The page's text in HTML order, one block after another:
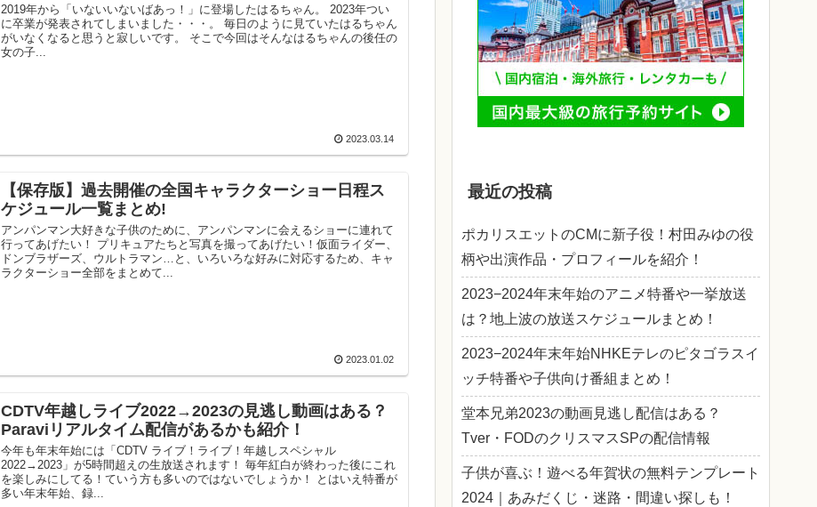
2019年から「いないいないばあっ！」に登場したはるちゃん。 2023年つい
に卒業が発表されてしまいました・・・。 毎日のように見ていたはるちゃん
がいなくなると思うと寂しいです。 そこで今回はそんなはるちゃんの後任の
女の子...
2023.03.14
【保存版】過去開催の全国キャラクターショー日程ス
ケジュール一覧まとめ!
アンパンマン大好きな子供のために、アンパンマンに会えるショーに連れて
行ってあげたい！ プリキュアたちと写真を撮ってあげたい！仮面ライダー、
ドンブラザーズ、ウルトラマン…と、いろいろな好みに対応するため、キャ
ラクターショー全部をまとめて...
2023.01.02
CDTV年越しライブ2022→2023の見逃し動画はある？
Paraviリアルタイム配信があるかも紹介！
今年も年末年始には「CDTV ライブ！ライブ！年越しスペシャル
2022→2023」が5時間超えの生放送されます！ 毎年紅白が終わった後にこれ
を楽しみにしてる！ていう方も多いのではないでしょうか！ とはいえ特番が
多い年末年始、録...
最近の投稿
ポカリスエットのCMに新子役！村田みゆの役
柄や出演作品・プロフィールを紹介！
2023−2024年末年始のアニメ特番や一挙放送
は？地上波の放送スケジュールまとめ！
2023−2024年末年始NHKEテレのピタゴラスイ
ッチ特番や子供向け番組まとめ！
堂本兄弟2023の動画見逃し配信はある？
Tver・FODのクリスマスSPの配信情報
子供が喜ぶ！遊べる年賀状の無料テンプレート
2024｜あみだくじ・迷路・間違い探しも！